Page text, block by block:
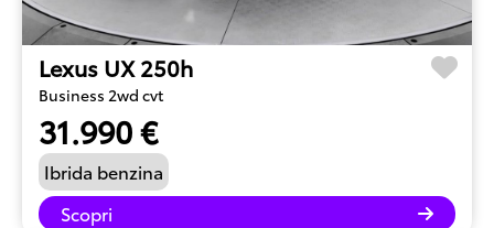
Lexus UX 250h
Business 2wd cvt
31.990 €
Ibrida benzina
Scopri